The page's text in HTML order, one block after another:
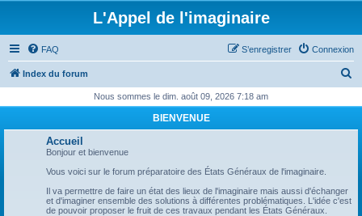
L'Appel de l'imaginaire
FAQ Connexion
S’enregistrer
Index du forum
h
Nous sommes le dim. août 09, 2026 7:18 am
BIENVENUE
Accueil
Bonjour et bienvenue
Vous voici sur le forum préparatoire des États Généraux de l'imaginaire.
Il va permettre de faire un état des lieux de l'imaginaire mais aussi d'échanger
et d'imaginer ensemble des solutions à différentes problématiques. L'idée c'est
de pouvoir proposer le fruit de ces travaux pendant les États Généraux.